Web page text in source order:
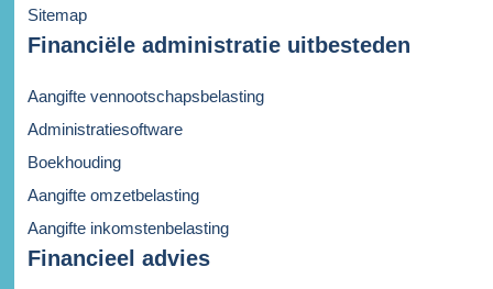
Sitemap
Financiële administratie uitbesteden
Aangifte vennootschapsbelasting
Administratiesoftware
Boekhouding
Aangifte omzetbelasting
Aangifte inkomstenbelasting
Financieel advies